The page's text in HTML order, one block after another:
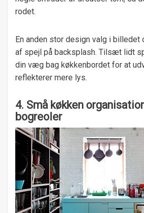
rodet.
En anden stor design valg i billedet
af ​​spejl på backsplash. Tilsæt lidt
din væg bag køkkenbordet for at
reflekterer mere lys.
4. Små køkken
bogreoler